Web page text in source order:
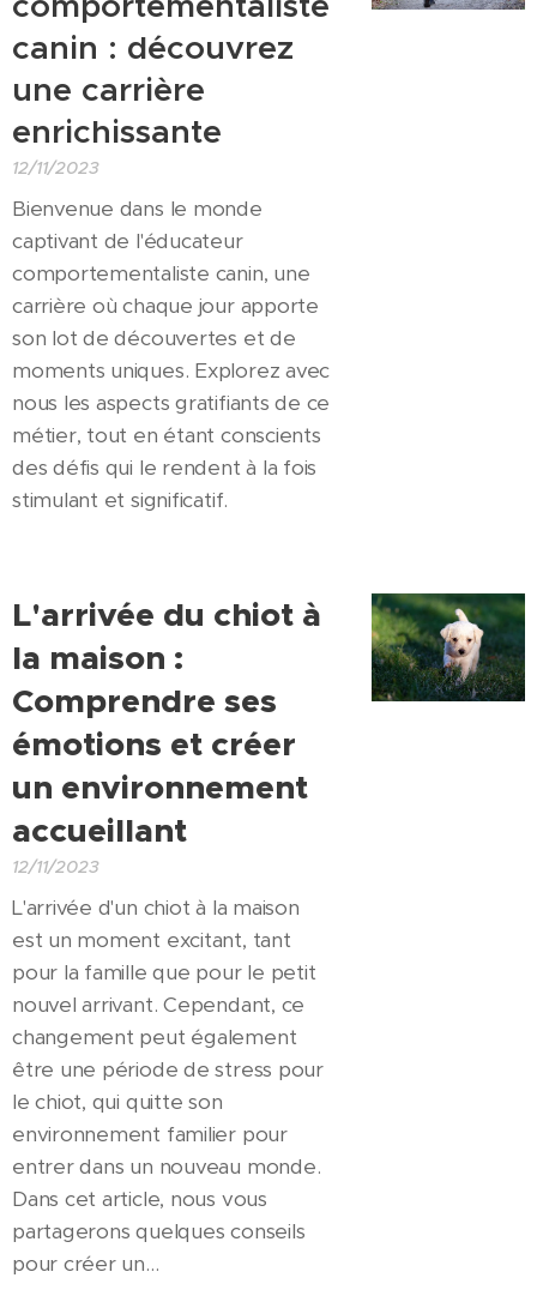
canin : découvrez
une carrière
enrichissante
12/11/2023
Bienvenue dans le monde
captivant de l'éducateur
comportementaliste canin, une
carrière où chaque jour apporte
son lot de découvertes et de
moments uniques. Explorez avec
nous les aspects gratifiants de ce
métier, tout en étant conscients
des défis qui le rendent à la fois
stimulant et significatif.
L'arrivée du chiot à
la maison :
Comprendre ses
émotions et créer
un environnement
accueillant
12/11/2023
L'arrivée d'un chiot à la maison
est un moment excitant, tant
pour la famille que pour le petit
nouvel arrivant. Cependant, ce
changement peut également
être une période de stress pour
le chiot, qui quitte son
environnement familier pour
entrer dans un nouveau monde.
Dans cet article, nous vous
partagerons quelques conseils
pour créer un...